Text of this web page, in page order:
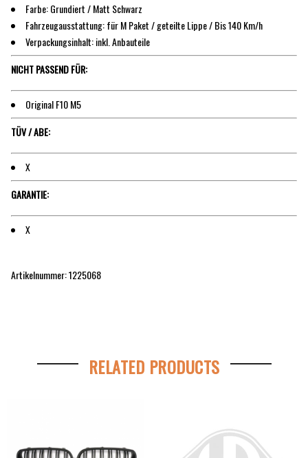
Farbe: Grundiert / Matt Schwarz
Fahrzeugausstattung: für M Paket / geteilte Lippe / Bis 140 Km/h
Verpackungsinhalt: inkl. Anbauteile
NICHT PASSEND FÜR:
Original F10 M5
TÜV / ABE:
X
GARANTIE:
X
Artikelnummer: 1225068
RELATED PRODUCTS